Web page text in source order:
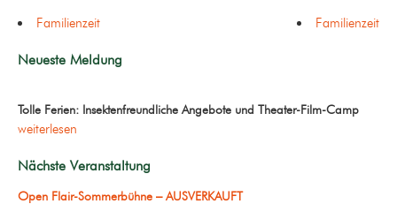
Familienzeit Familienzeit
Neueste Meldung
Tolle Ferien: Insektenfreundliche Angebote und Theater-Film-Camp
weiterlesen
Nächste Veranstaltung
Open Flair-Sommerbühne – AUSVERKAUFT